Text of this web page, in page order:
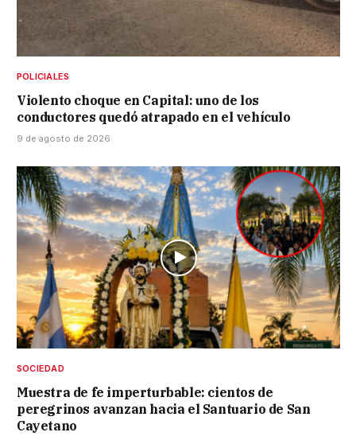
POLICIALES
Violento choque en Capital: uno de los
conductores quedó atrapado en el vehículo
9 de agosto de 2026
SOCIEDAD
Muestra de fe imperturbable: cientos de
peregrinos avanzan hacia el Santuario de San
Cayetano